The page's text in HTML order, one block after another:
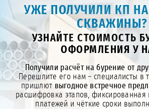
УЖЕ ПОЛУЧИЛИ КП НА
СКВАЖИНЫ?
УЗНАЙТЕ СТОИМОСТЬ
ОФОРМЛЕНИЯ У
Получили расчёт на бурение от
Перешлите его нам – специалисты в
пришлют выгодное встречное
расшифровка этапов, фиксированная
платежей и чёткие сроки